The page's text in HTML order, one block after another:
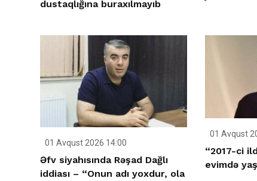
dustaqlığına buraxılmayıb
01 Avqust 2026 14:00
Əfv siyahısında Rəşad Dağlı
iddiası – “Onun adı yoxdur, ola
01 Avqust
“2017-ci
evimdə